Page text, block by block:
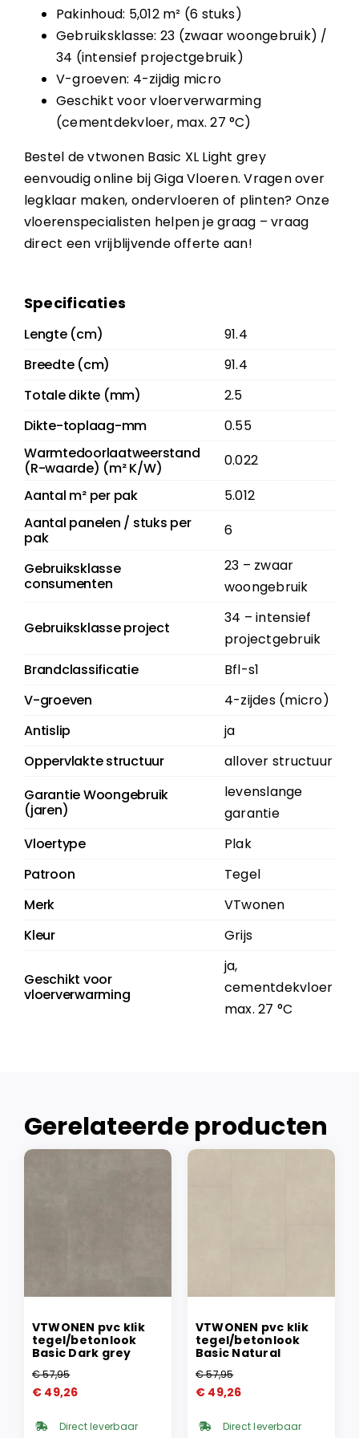
Pakinhoud: 5,012 m² (6 stuks)
Gebruiksklasse: 23 (zwaar woongebruik) /
34 (intensief projectgebruik)
V-groeven: 4-zijdig micro
Geschikt voor vloerverwarming
(cementdekvloer, max. 27 °C)
Bestel de vtwonen Basic XL Light grey
eenvoudig online bij Giga Vloeren. Vragen over
legklaar maken, ondervloeren of plinten? Onze
vloerenspecialisten helpen je graag – vraag
direct een vrijblijvende offerte aan!
Specificaties
Lengte (cm)
91.4
Breedte (cm)
91.4
Totale dikte (mm)
2.5
Dikte-toplaag-mm
0.55
Warmtedoorlaatweerstand
(R-waarde) (m² K/W)
0.022
Aantal m² per pak
5.012
Aantal panelen / stuks per
pak
6
Gebruiksklasse
consumenten
23 – zwaar
woongebruik
Gebruiksklasse project
34 – intensief
projectgebruik
Brandclassificatie
Bfl-s1
V-groeven
4-zijdes (micro)
Antislip
ja
Oppervlakte structuur
allover structuur
Garantie Woongebruik
(jaren)
levenslange
garantie
Vloertype
Plak
Patroon
Tegel
Merk
VTwonen
Kleur
Grijs
Geschikt voor
vloerverwarming
ja,
cementdekvloer
max. 27 °C
Gerelateerde producten
VTWONEN pvc klik
tegel/betonlook
Basic Dark grey
€57,95
Oorspronkelijke
was:
€ 49,26
Huidige
is: Direct leverbaar
VTWONEN pvc klik
tegel/betonlook
Basic Natural
€57,95
Oorspronkelijke
was:
€ 49,26
Huidige
is: Direct leverbaar